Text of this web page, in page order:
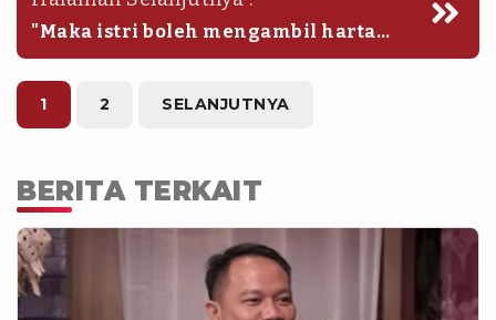
"Maka istri boleh mengambil harta
suami, misalnya biaya anak-anak
sekolah kurang, boleh enggak istri
ambil uang suaminya? Boleh," katanya.
1 2 SELANJUTNYA
BERITA TERKAIT